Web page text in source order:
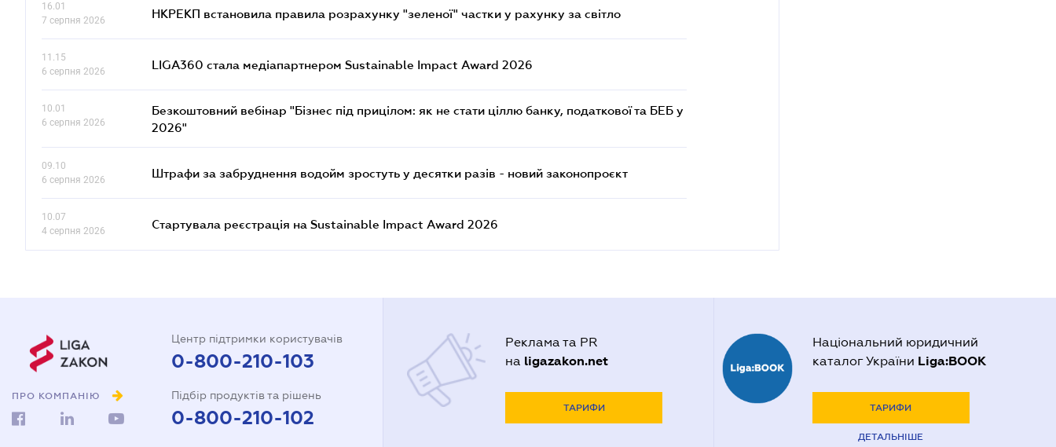
16.01
7 серпня 2026
НКРЕКП встановила правила розрахунку "зеленої" частки у рахунку за світло
11.15
6 серпня 2026
LIGA360 стала медіапартнером Sustainable Impact Award 2026
10.01
6 серпня 2026
Безкоштовний вебінар "Бізнес під прицілом: як не стати ціллю банку, податкової та БЕБ у
2026"
09.10
6 серпня 2026
Штрафи за забруднення водойм зростуть у десятки разів - новий законопроєкт
10.07
4 серпня 2026
Стартувала реєстрація на Sustainable Impact Award 2026
ПРО КОМПАНІЮ
Центр підтримки користувачів
0-800-210-103
Підбір продуктів та рішень
0-800-210-102
Реклама та PR
на ligazakon.net
ТАРИФИ
Національний юридичний
каталог України Liga:BOOK
ТАРИФИ
ДЕТАЛЬНІШЕ